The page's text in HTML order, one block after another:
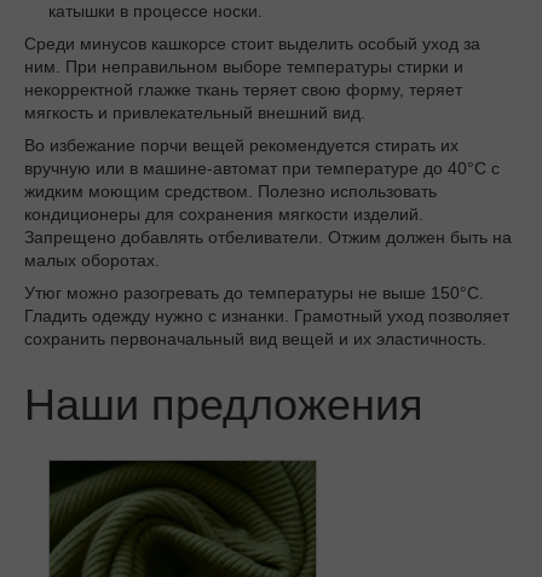
катышки в процессе носки.
Среди минусов кашкорсе стоит выделить особый уход за
ним. При неправильном выборе температуры стирки и
некорректной глажке ткань теряет свою форму, теряет
мягкость и привлекательный внешний вид.
Во избежание порчи вещей рекомендуется стирать их
вручную или в машине-автомат при температуре до 40°C с
жидким моющим средством. Полезно использовать
кондиционеры для сохранения мягкости изделий.
Запрещено добавлять отбеливатели. Отжим должен быть на
малых оборотах.
Утюг можно разогревать до температуры не выше 150°C.
Гладить одежду нужно с изнанки. Грамотный уход позволяет
сохранить первоначальный вид вещей и их эластичность.
Наши предложения